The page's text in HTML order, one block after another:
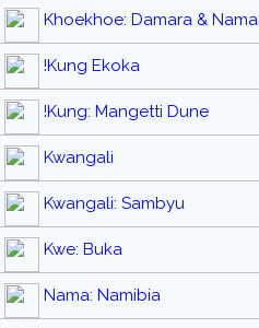
Khoekhoe: Damara & Nama
!Kung Ekoka
!Kung: Mangetti Dune
Kwangali
Kwangali: Sambyu
Kwe: Buka
Nama: Namibia